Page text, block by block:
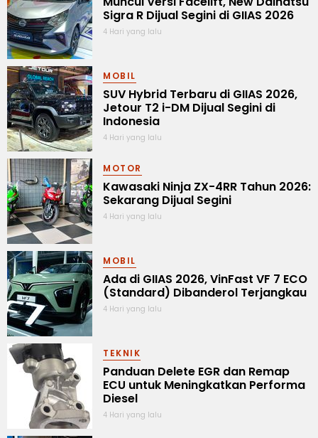
Sigra R Dijual Segini di GIIAS 2026
4 Hari yang lalu
MOBIL
SUV Hybrid Terbaru di GIIAS 2026,
Jetour T2 i-DM Dijual Segini di
Indonesia
4 Hari yang lalu
MOTOR
Kawasaki Ninja ZX-4RR Tahun 2026:
Sekarang Dijual Segini
4 Hari yang lalu
MOBIL
Ada di GIIAS 2026, VinFast VF 7 ECO
(Standard) Dibanderol Terjangkau
4 Hari yang lalu
TEKNIK
Panduan Delete EGR dan Remap
ECU untuk Meningkatkan Performa
Diesel
4 Hari yang lalu